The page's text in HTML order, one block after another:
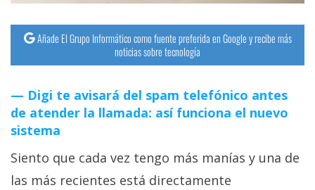
Añade El Grupo Informático como fuente preferida en Google y recibe más
noticias sobre tecnología
Digi te avisará del spam telefónico antes
de atender la llamada: así funciona el nuevo
sistema
Siento que cada vez tengo más manías y una de
las más recientes está directamente